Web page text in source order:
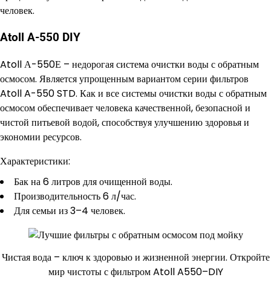
человек.
Atoll A-550 DIY
Atoll А-550Е – недорогая система очистки воды с обратным
осмосом. Является упрощенным вариантом серии фильтров
Atoll A-550 STD. Как и все системы очистки воды с обратным
осмосом обеспечивает человека качественной, безопасной и
чистой питьевой водой, способствуя улучшению здоровья и
экономии ресурсов.
Характеристики:
Бак на 6 литров для очищенной воды.
Производительность 6 л/час.
Для семьи из 3–4 человек.
Чистая вода – ключ к здоровью и жизненной энергии. Откройте
мир чистоты с фильтром Atoll A550–DIY